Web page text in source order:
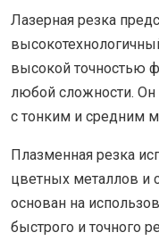
Лазерная резка
высокой точностью
любой сложности. Он
с тонким и средним
Плазменная резка
цветных металлов и
основан на
быстрого и точного